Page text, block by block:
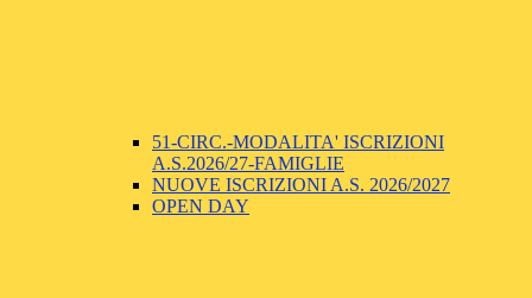
51-CIRC.-MODALITA' ISCRIZIONI
A.S.2026/27-FAMIGLIE
NUOVE ISCRIZIONI A.S. 2026/2027
OPEN DAY